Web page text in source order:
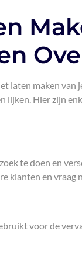
laten maken van
lijken. Hier zijn
te doen en
klanten en vraag
voor de